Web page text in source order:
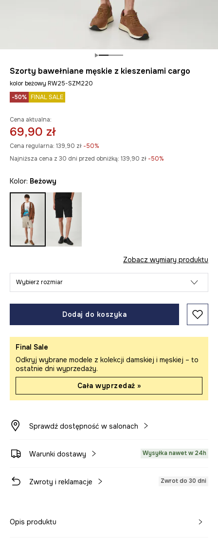
Szorty bawełniane męskie z kieszeniami cargo
kolor beżowy RW25-SZM220
-50% FINAL SALE
Cena aktualna:
69,90 zł
Cena regularna: 139,90 zł -50%
Najniższa cena z 30 dni przed obniżką: 139,90 zł -50%
Kolor: beżowy
Zobacz wymiary produktu
Wybierz rozmiar
Dodaj do koszyka
Final Sale
Odkryj wybrane modele z kolekcji damskiej i męskiej – to
ostatnie dni wyprzedaży.
Cała wyprzedaż »
Sprawdź dostępność w salonach
Warunki dostawy Wysyłka nawet w 24h
Zwroty i reklamacje Zwrot do 30 dni
Opis produktu